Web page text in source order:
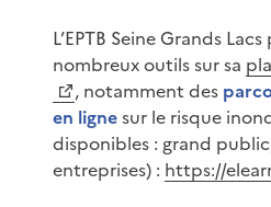
L’EPTB Seine Grands
nombreux outils sur sa
, notamment des
en lignesur le risque
disponibles : grand
entreprises) : https://